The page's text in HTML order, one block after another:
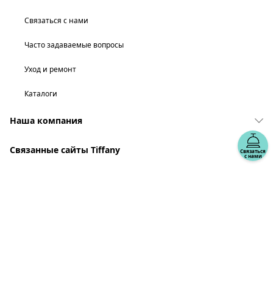
Связаться
с нами
Связаться с нами
Часто задаваемые вопросы
Уход и ремонт
Каталоги
Наша компания
Связанные сайты Tiffany